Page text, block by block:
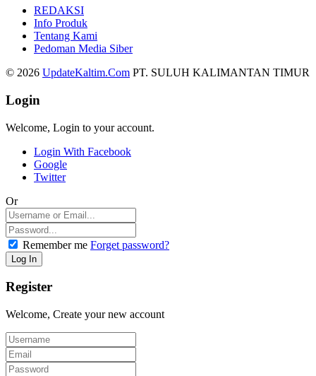
REDAKSI
Info Produk
Tentang Kami
Pedoman Media Siber
© 2026 UpdateKaltim.Com PT. SULUH KALIMANTAN TIMUR
Login
Welcome, Login to your account.
Login With Facebook
Google
Twitter
Or
Remember me Forget password?
Register
Welcome, Create your new account